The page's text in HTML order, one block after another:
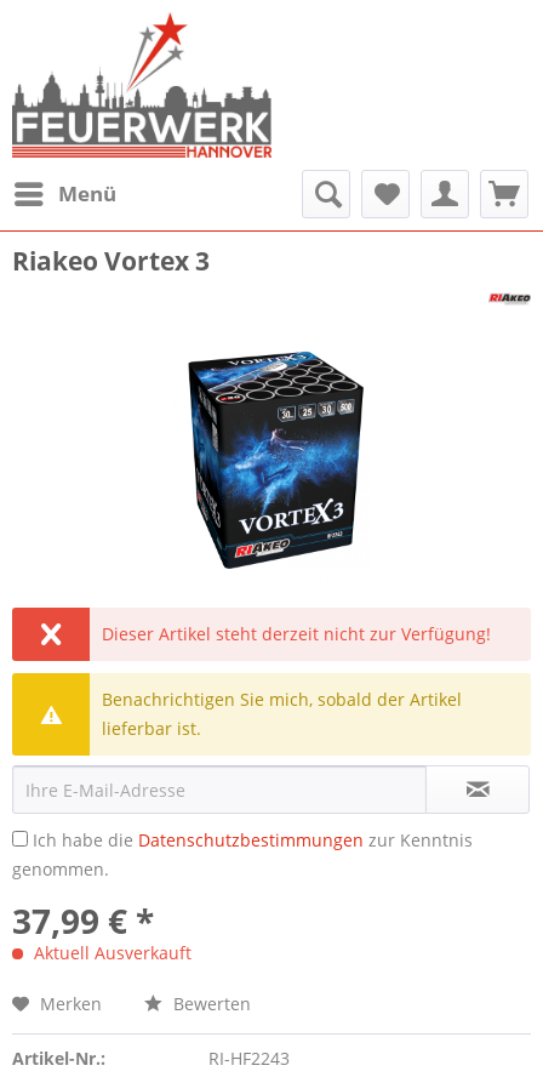
Menü
Riakeo Vortex 3
Dieser Artikel steht derzeit nicht zur Verfügung!
Benachrichtigen Sie mich, sobald der Artikel
lieferbar ist.
Ich habe die Datenschutzbestimmungen zur Kenntnis
genommen.
37,99 € *
Aktuell Ausverkauft
Merken Bewerten
Artikel-Nr.: RI-HF2243